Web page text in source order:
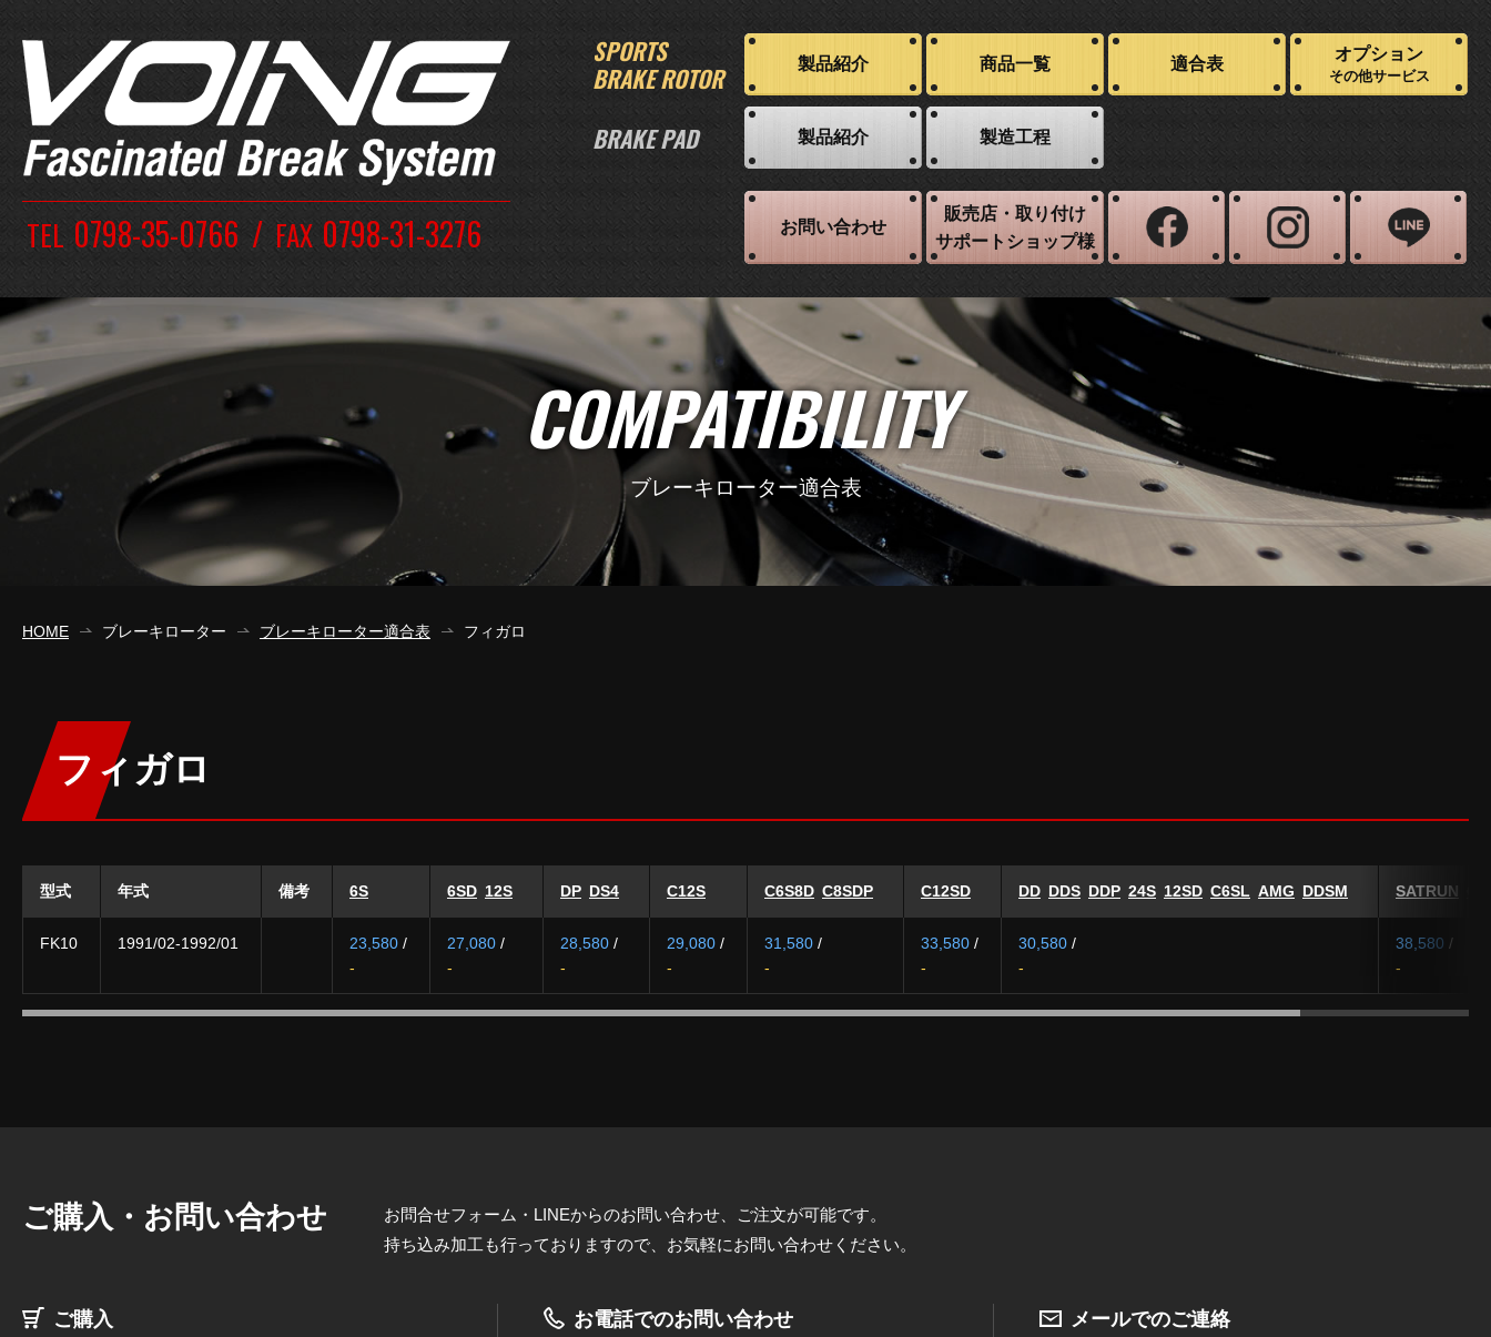
TEL 0798-35-0766 FAX 0798-31-3276
SPORTS
BRAKE ROTOR
製品紹介 商品一覧 適合表
オプション
その他サービス
BRAKE PAD 製品紹介 製造工程
お問い合わせ
販売店・取り付け
サポートショップ様
COMPATIBILITY
ブレーキローター適合表
HOME ブレーキローター ブレーキローター適合表 フィガロ
フィガロ
型式 年式 備考 6S 6SD 12S DP DS4 C12S C6S8D C8SDP C12SD DD DDS DDP 24S 12SD C6SL AMG DDSM SATRUN
FK10 1991/02-1992/01 23,580 /
-
27,080 /
-
28,580 /
-
29,080 /
-
31,580 /
-
33,580 /
-
30,580 /
-
38,580 /
-
ご購入・お問い合わせ
お問合せフォーム・LINEからのお問い合わせ、ご注文が可能です。
持ち込み加工も行っておりますので、お気軽にお問い合わせください。
ご購入 お電話でのお問い合わせ メールでのご連絡